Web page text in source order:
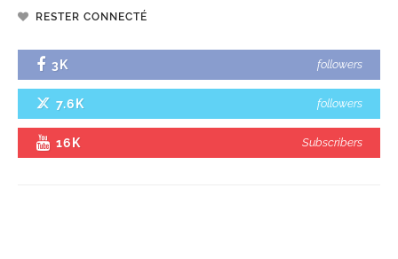
RESTER CONNECTÉ
3K followers
7.6K followers
16K Subscribers